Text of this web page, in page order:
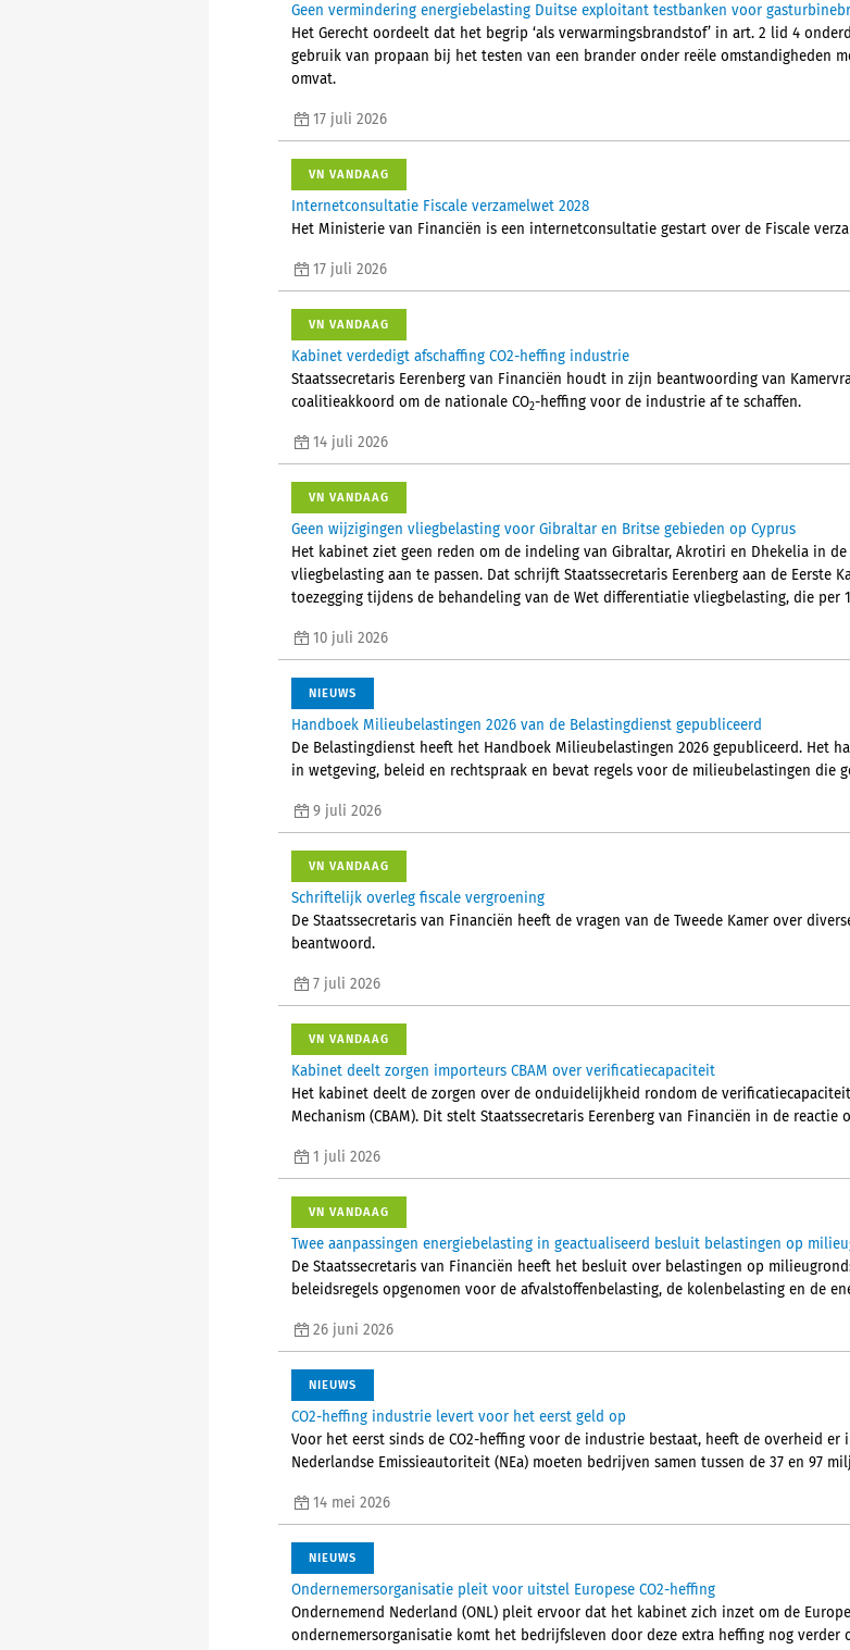
Geen vermindering energiebelasting Duitse exploitant testbanken voor
Het Gerecht oordeelt dat het begrip ‘als verwarmingsbrandstof’ in art. 2 lid 4
gebruik van propaan bij het testen van een brander onder reële omstandigheden
omvat.
17 juli 2026
VN VANDAAG
Internetconsultatie Fiscale verzamelwet 2028
Het Ministerie van Financiën is een internetconsultatie gestart over de Fiscale
17 juli 2026
VN VANDAAG
Kabinet verdedigt afschaffing CO2-heffing industrie
Staatssecretaris Eerenberg van Financiën houdt in zijn beantwoording van
coalitieakkoord om de nationale CO2-heffing voor de industrie af te schaffen.
14 juli 2026
VN VANDAAG
Geen wijzigingen vliegbelasting voor Gibraltar en Britse gebieden op Cyprus
Het kabinet ziet geen reden om de indeling van Gibraltar, Akrotiri en Dhekelia in
vliegbelasting aan te passen. Dat schrijft Staatssecretaris Eerenberg aan de Eerste
toezegging tijdens de behandeling van de Wet differentiatie vliegbelasting, die per
10 juli 2026
NIEUWS
Handboek Milieubelastingen 2026 van de Belastingdienst gepubliceerd
De Belastingdienst heeft het Handboek Milieubelastingen 2026 gepubliceerd. Het
in wetgeving, beleid en rechtspraak en bevat regels voor de milieubelastingen die
9 juli 2026
VN VANDAAG
Schriftelijk overleg fiscale vergroening
De Staatssecretaris van Financiën heeft de vragen van de Tweede Kamer over
beantwoord.
7 juli 2026
VN VANDAAG
Kabinet deelt zorgen importeurs CBAM over verificatiecapaciteit
Het kabinet deelt de zorgen over de onduidelijkheid rondom de
Mechanism (CBAM). Dit stelt Staatssecretaris Eerenberg van Financiën in de reactie
1 juli 2026
VN VANDAAG
Twee aanpassingen energiebelasting in geactualiseerd besluit belastingen op
De Staatssecretaris van Financiën heeft het besluit over belastingen op
beleidsregels opgenomen voor de afvalstoffenbelasting, de kolenbelasting en de
26 juni 2026
NIEUWS
CO2-heffing industrie levert voor het eerst geld op
Voor het eerst sinds de CO2-heffing voor de industrie bestaat, heeft de overheid er
Nederlandse Emissieautoriteit (NEa) moeten bedrijven samen tussen de 37 en 97
14 mei 2026
NIEUWS
Ondernemersorganisatie pleit voor uitstel Europese CO2-heffing
Ondernemend Nederland (ONL) pleit ervoor dat het kabinet zich inzet om de
ondernemersorganisatie komt het bedrijfsleven door deze extra heffing nog verder